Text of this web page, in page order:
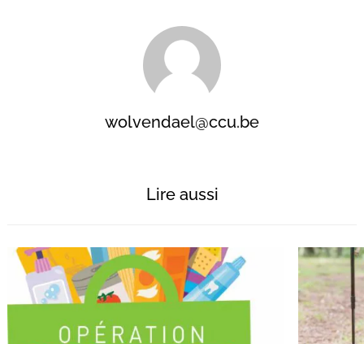
wolvendael@ccu.be
Lire aussi